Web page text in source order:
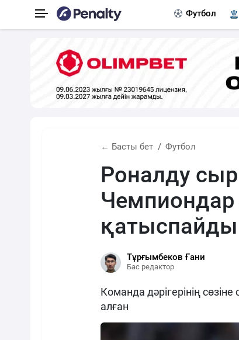
Футбол
← Басты бет Футбол
Роналду
қатыспайды
Тұрғымбеков Ғани
Бас редактор
Команда дәрігерінің
алған